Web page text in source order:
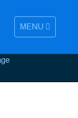
MENU